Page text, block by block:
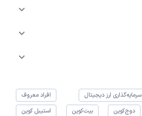
سرمایه‌گذاری ارز دیجیتال
افراد معروف
دوج‌کوین بیت‌کوین استیبل کوین